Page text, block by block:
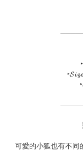
可愛的小狐也有不同